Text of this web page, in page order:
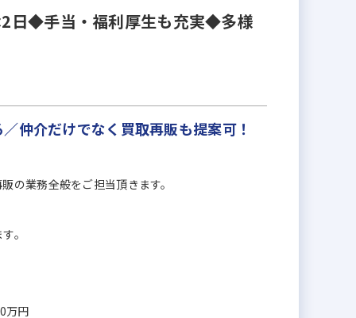
日◆手当・福利厚生も充実◆多様
仲介だけでなく買取再販も提案可！
の業務全般をご担当頂きます。
。
万円